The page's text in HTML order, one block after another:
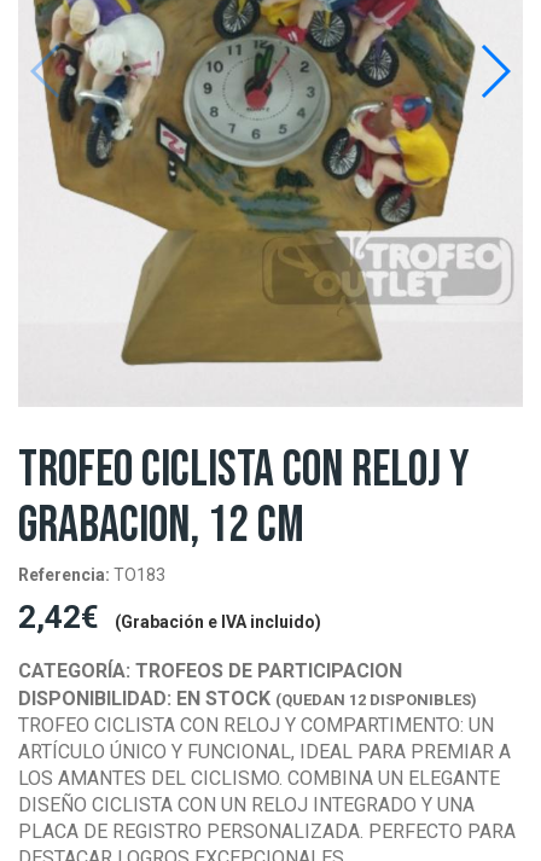
TROFEO CICLISTA CON RELOJ Y
GRABACION, 12 CM
Referencia: TO183
2,42€ (Grabación e IVA incluido)
CATEGORÍA: TROFEOS DE PARTICIPACION
DISPONIBILIDAD: EN STOCK (QUEDAN 12 DISPONIBLES)
TROFEO CICLISTA CON RELOJ Y COMPARTIMENTO: UN
ARTÍCULO ÚNICO Y FUNCIONAL, IDEAL PARA PREMIAR A
LOS AMANTES DEL CICLISMO. COMBINA UN ELEGANTE
DISEÑO CICLISTA CON UN RELOJ INTEGRADO Y UNA
PLACA DE REGISTRO PERSONALIZADA. PERFECTO PARA